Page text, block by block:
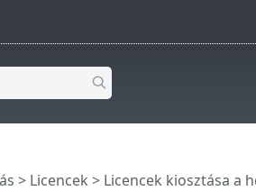
> Licencek > Licencek kiosztása a